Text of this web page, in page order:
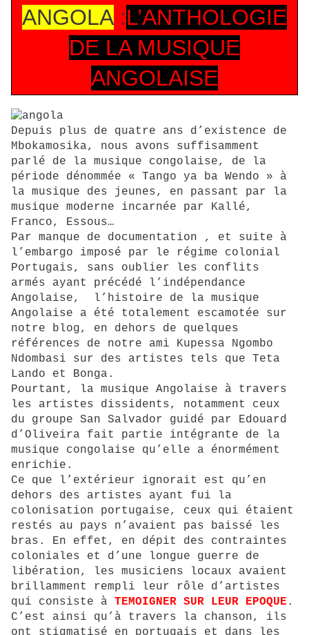
ANGOLA :L’ANTHOLOGIE
DE LA MUSIQUE
ANGOLAISE
Depuis plus de quatre ans d’existence de
Mbokamosika, nous avons suffisamment
parlé de la musique congolaise, de la
période dénommée « Tango ya ba Wendo » à
la musique des jeunes, en passant par la
musique moderne incarnée par Kallé,
Franco, Essous…
Par manque de documentation , et suite à
l’embargo imposé par le régime colonial
Portugais, sans oublier les conflits
armés ayant précédé l’indépendance
Angolaise, l’histoire de la musique
Angolaise a été totalement escamotée sur
notre blog, en dehors de quelques
références de notre ami Kupessa Ngombo
Ndombasi sur des artistes tels que Teta
Lando et Bonga.
Pourtant, la musique Angolaise à travers
les artistes dissidents, notamment ceux
du groupe San Salvador guidé par Edouard
d’Oliveira fait partie intégrante de la
musique congolaise qu’elle a énormément
enrichie.
Ce que l’extérieur ignorait est qu’en
dehors des artistes ayant fui la
colonisation portugaise, ceux qui étaient
restés au pays n’avaient pas baissé les
bras. En effet, en dépit des contraintes
coloniales et d’une longue guerre de
libération, les musiciens locaux avaient
brillamment rempli leur rôle d’artistes
qui consiste à TEMOIGNER SUR LEUR EPOQUE .
C’est ainsi qu’à travers la chanson, ils
ont stigmatisé en portugais et dans les